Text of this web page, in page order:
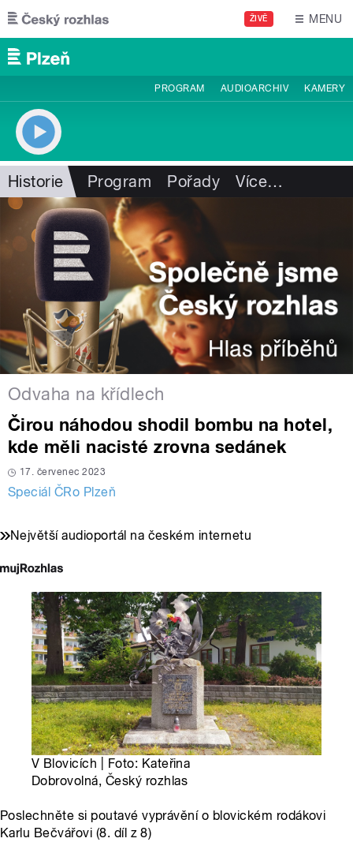
Přejít k hlavnímu obsahu
ŽIVĚ MENU
PROGRAM AUDIOARCHIV KAMERY
Historie Program Pořady Více…
Odvaha na křídlech
Čirou náhodou shodil bombu na hotel,
kde měli nacisté zrovna sedánek
17. červenec 2023
Speciál ČRo Plzeň
Největší audioportál na českém internetu
V Blovicích | Foto: Kateřina
Dobrovolná, Český rozhlas
Poslechněte si poutavé vyprávění o blovickém rodákovi
Karlu Bečvářovi (8. díl z 8)